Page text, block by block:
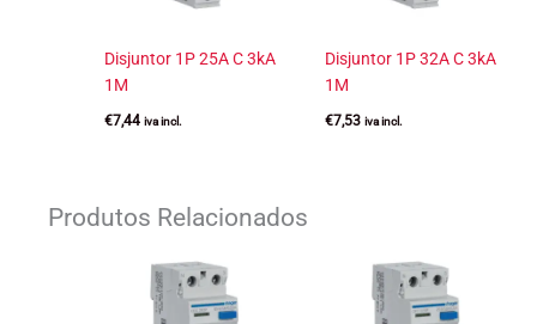
Disjuntor 1P 25A C 3kA
1M
€7,44 iva incl.
Disjuntor 1P 32A C 3kA
1M
€7,53 iva incl.
Produtos Relacionados